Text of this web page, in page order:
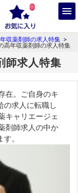
0
収薬剤師の求人特集 >
高年収薬剤師の求人特集
師求人特集
在。ご自身のキ
の求人に転職し
キャリエージェ
剤師求人の中か
。